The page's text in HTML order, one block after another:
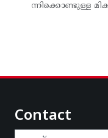
ന്നിക്കൊണ്ടുള്ള
Contact